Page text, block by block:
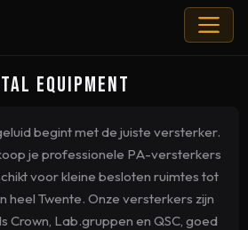
Equipment
begint met de juiste versterker.
je professionele PA-versterkers
voor kleine besloten ruimtes tot
heel Twente. Onze versterkers zijn
Crown, Lab.gruppen en QSC, goed